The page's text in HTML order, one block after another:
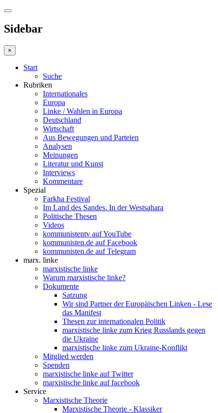
Sidebar
×
Start
Suche
Rubriken
Internationales
Europa
Linke / Wahlen in Europa
Deutschland
Wirtschaft
Aus Bewegungen und Parteien
Analysen
Meinungen
Literatur und Kunst
Interviews
Kommentare
Spezial
Farkha Festival
Im Land des Sandes. In der Westsahara
Politische Thesen
Videos
kommunistentv auf YouTube
kommunisten.de auf Facebook
kommunisten.de auf Telegram
marx. linke
marxistische linke
Warum marxistische linke?
Dokumente
Satzung
Wir sind Partner der Europäischen Linken - Lese
das Manifest
Thesen zur internationalen Politik
marxistische linke zum Krieg Russlands gegen
die Ukraine
marxistische linke zum Ukraine-Konflikt
Mitglied werden
Spenden
marxistische linke auf Twitter
marxistische linke auf facebook
Service
Marxistische Theorie
Marxistische Theorie - Klassiker